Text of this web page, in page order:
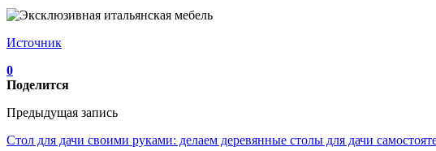
Источник
0
Поделится
Предыдущая запись
Стол для дачи своими руками: делаем деревянные столы для дачи